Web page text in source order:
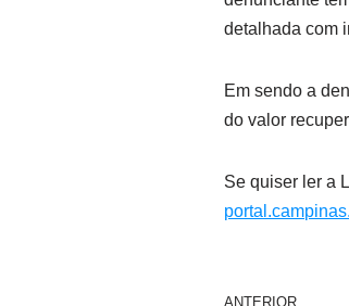
detalhada com
Em sendo a
do valor
Se quiser ler a
ANTERIOR